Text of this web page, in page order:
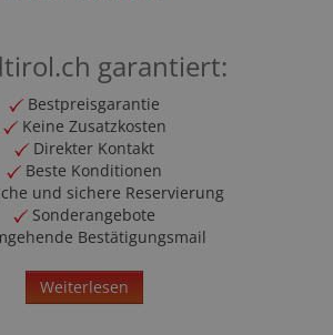
garantiert:
Bestpreisgarantie
Keine Zusatzkosten
Direkter Kontakt
Beste Konditionen
und sichere Reservierung
Sonderangebote
Bestätigungsmail
Weiterlesen